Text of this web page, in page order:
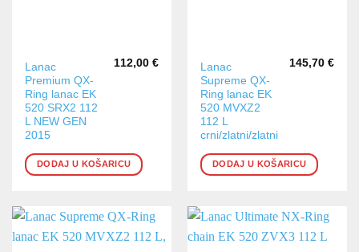
Lanac
Premium QX-
Ring lanac EK
520 SRX2 112
L NEW GEN
2015
112,00 €
DODAJ U KOŠARICU
Lanac
Supreme QX-
Ring lanac EK
520 MVXZ2
112 L
crni/zlatni/zlatni
145,70 €
DODAJ U KOŠARICU